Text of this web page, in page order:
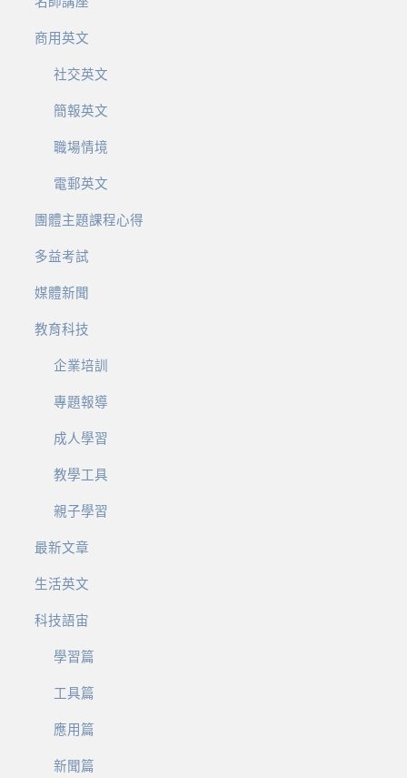
商用英文
社交英文
簡報英文
職場情境
電郵英文
團體主題課程心得
多益考試
媒體新聞
教育科技
企業培訓
專題報導
成人學習
教學工具
親子學習
最新文章
生活英文
科技語宙
學習篇
工具篇
應用篇
新聞篇